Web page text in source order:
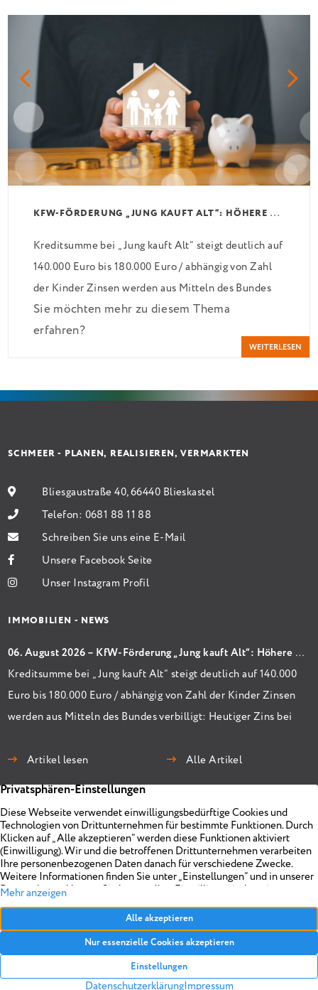
K
FW-FÖRDERUNG „JUNG KAUFT ALT“: HÖHERE KREDITE AB AUGUST 2026
Kreditsumme bei „Jung kauft Alt“ steigt deutlich auf
140.000 Euro bis 180.000 Euro / abhängig von Zahl
der Kinder Zinsen werden aus Mitteln des Bundes
verbilligt: Heutiger Zins bei 0,53 Prozent effektiv
bei 35 Jahren Laufzeit und 10 Jahren Zinsbindung
Antragstellende verpflichten sich zu energetischer
Sanierung in Einzelmaßnahmen […]
Sie möchten mehr zu diesem Thema
erfahren?
WEITERLESEN
SCHMEER - PLANEN, REALISIEREN, VERMARKTEN
Bliesgaustraße 40, 66440 Blieskastel
Telefon: 0681 88 11 88
Schreiben Sie uns eine E-Mail
Unsere Facebook Seite
Unser Instagram Profil
IMMOBILIEN - NEWS
06. August 2026 – KfW-Förderung „Jung kauft Alt“: Höhere Kredite ab August 2026
Kreditsumme bei „Jung kauft Alt“ steigt deutlich auf 140.000
Euro bis 180.000 Euro / abhängig von Zahl der Kinder Zinsen
werden aus Mitteln des Bundes verbilligt: Heutiger Zins bei
Zinsbindung Antragstellende verpflichten sich zu
energetischer Sanierung binnen 54 Monaten nach
Artikel lesen Alle Artikel
Immobilien
Unternehmen
Projekte
Planen
Vermarkten
Über uns
Realisieren
Datenschutz